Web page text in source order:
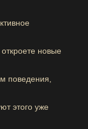
новые
поведения,
этого уже